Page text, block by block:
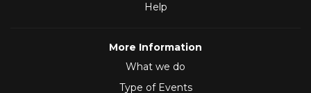
Help
More Information
What we do
Type of Events